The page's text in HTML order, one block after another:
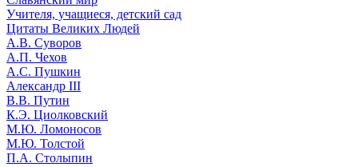
Учителя, учащиеся, детский сад
Цитаты Великих Людей
А.В. Суворов
А.П. Чехов
А.С. Пушкин
Александр III
В.В. Путин
К.Э. Циолковский
М.Ю. Ломоносов
М.Ю. Толстой
П.А. Столыпин